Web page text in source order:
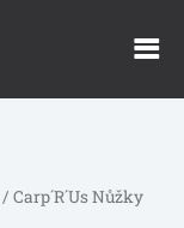
/ Carp´R´Us Nůžky